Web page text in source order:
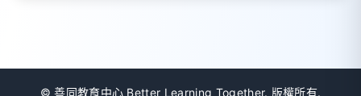
©善同教育中心 Better Learning Together. 版權所有.